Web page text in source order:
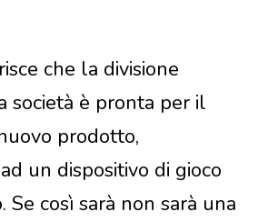
che la divisione
società è pronta per il
prodotto,
un dispositivo di gioco
così sarà non sarà una